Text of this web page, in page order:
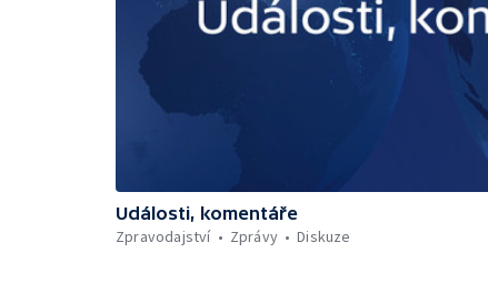
Události, komentáře
Zpravodajství
Zprávy Diskuze